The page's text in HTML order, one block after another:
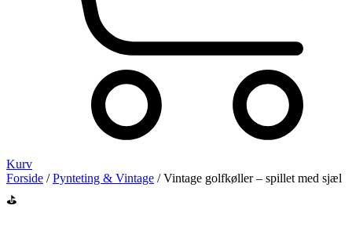
Kurv
Forside /Pynteting & Vintage / Vintage golfkøller – spillet med sjæl
⛳️